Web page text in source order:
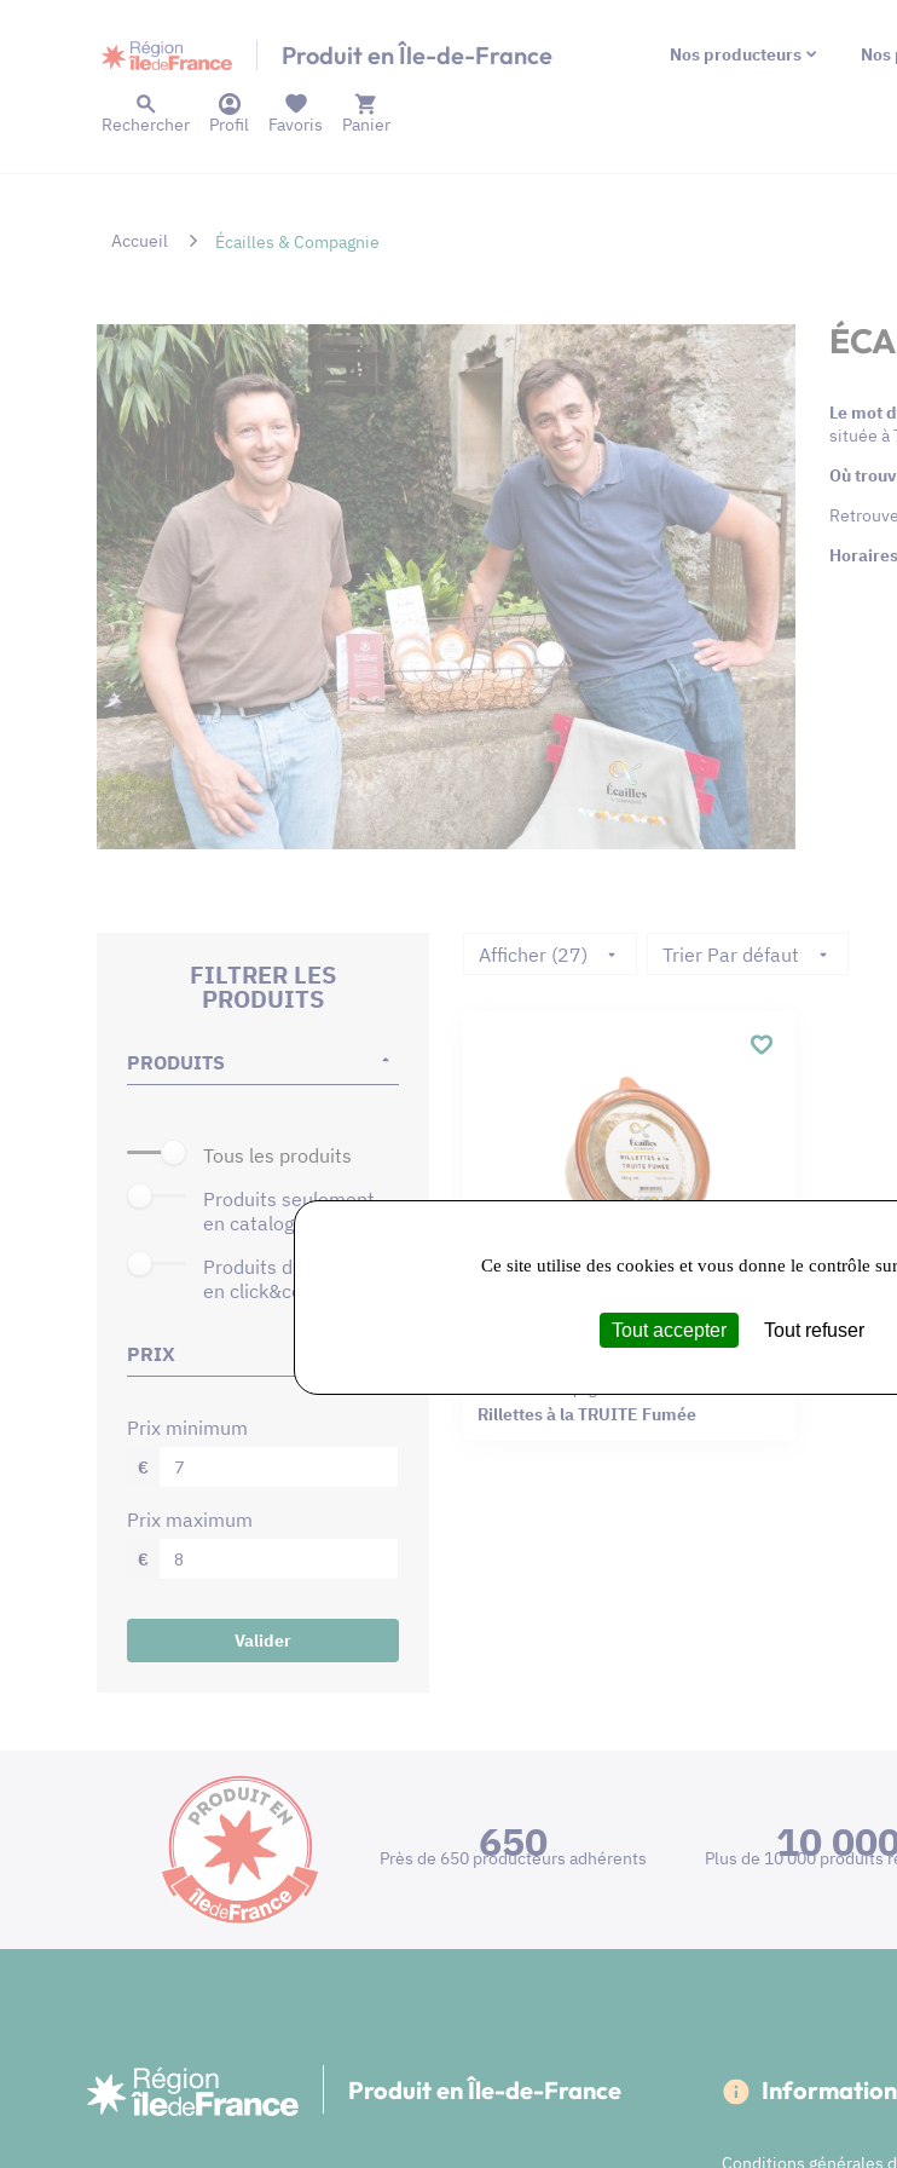
Produit en Île-de-France Nos producteurs
Rechercher Profil Panier
Favoris
Accueil Écailles & Compagnie
Le mot
située à
Où
FILTRER LES
PRODUITS
PRODUITS
tous les produits
produits seulement
en catalogue
produits disponibles
en click&collect
PRIX
prix minimum
€
prix maximum
€
Valider
Afficher (27) Trier Par défaut
Ecailles & Compagnie
Rillettes à la TRUITE Fumée
650
Près de 650 producteurs adhérents 10
Plus de 10 000 produits
Produit en Île-de-France Information
Conditions générales
Ce site utilise des cookies et vous donne le contrôle
Tout accepter Tout refuser